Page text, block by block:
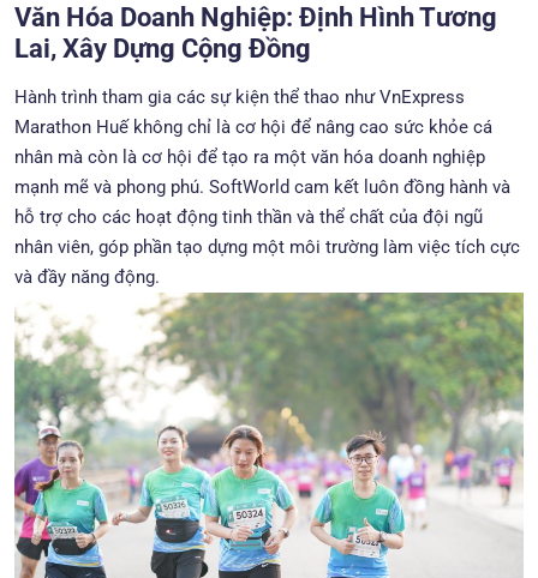
Văn Hóa Doanh Nghiệp: Định Hình Tương
Lai, Xây Dựng Cộng Đồng
Hành trình tham gia các sự kiện thể thao như VnExpress
Marathon Huế không chỉ là cơ hội để nâng cao sức khỏe cá
nhân mà còn là cơ hội để tạo ra một văn hóa doanh nghiệp
mạnh mẽ và phong phú. SoftWorld cam kết luôn đồng hành và
hỗ trợ cho các hoạt động tinh thần và thể chất của đội ngũ
nhân viên, góp phần tạo dựng một môi trường làm việc tích cực
và đầy năng động.